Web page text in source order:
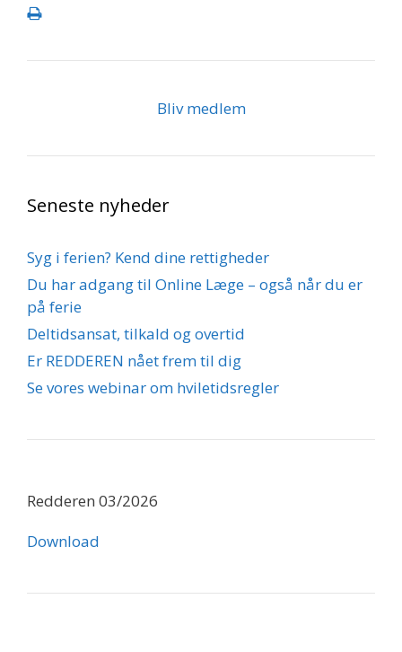
Bliv medlem
Seneste nyheder
Syg i ferien? Kend dine rettigheder
Du har adgang til Online Læge – også når du er
på ferie
Deltidsansat, tilkald og overtid
Er REDDEREN nået frem til dig
Se vores webinar om hviletidsregler
Redderen 03/2026
Download